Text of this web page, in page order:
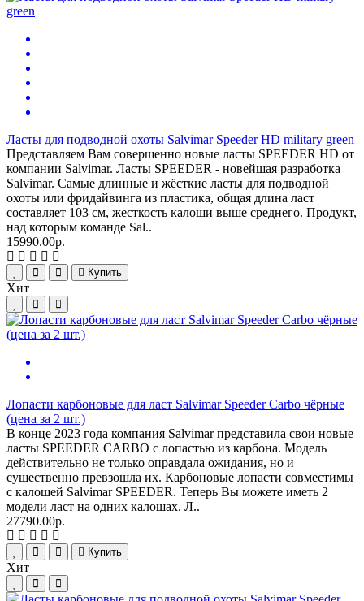
Ласты для подводной охоты Salvimar Speeder HD military green
Представляем Вам совершенно новые ласты SPEEDER HD от
компании Salvimar. Ласты SPEEDER - новейшая разработка
Salvimar. Самые длинные и жёсткие ласты для подводной
охоты или фридайвинга из пластика, общая длина ласт
составляет 103 см, жесткость калоши выше среднего. Продукт,
над которым команде Sal..
15990.00р.
Купить
Хит
Лопасти карбоновые для ласт Salvimar Speeder Carbo чёрные
(цена за 2 шт.)
В конце 2023 года компания Salvimar представила свои новые
ласты SPEEDER CARBO с лопастью из карбона. Модель
действительно не только оправдала ожидания, но и
существенно превзошла их. Карбоновые лопасти совместимы
с калошей Salvimar SPEEDER. Теперь Вы можете иметь 2
модели ласт на одних калошах. Л..
27790.00р.
Купить
Хит